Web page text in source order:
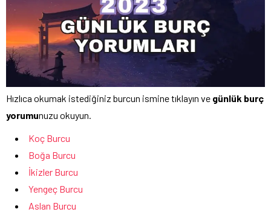
Hızlıca okumak istediğiniz burcun ismine tıklayın ve günlük burç
yorumunuzu okuyun.
Koç Burcu
Boğa Burcu
İkizler Burcu
Yengeç Burcu
Aslan Burcu